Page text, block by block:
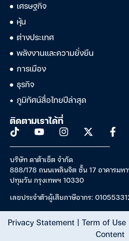
เศรษฐกิจ
หุ้น
ต่างประเทศ
พลังงานและความยั่งยืน
การเมือง
ธุรกิจ
ภูมิทัศน์สื่อไทยปีล่าสุด
ติดตามเราได้ที่
บริษัท ดาต้าเซ็ต จำกัด
888/178 ถนนเพลินจิต ชั้น 17 อาคารมห
ปทุมวัน กรุงเทพฯ 10330
เลขประจำตัวผู้เสียภาษีอากร:
Privacy Statement| Term of Use
Content